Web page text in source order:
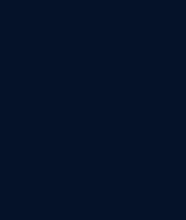
Në kuadër të
sektorin e ndërtimit,
së bashku me
Gjatë takimit u
projektim dhe